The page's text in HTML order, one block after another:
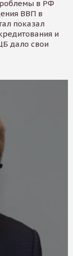
в РФ
ВВП в
показал
и
дало свои